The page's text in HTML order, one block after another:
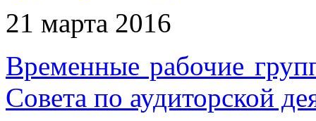
21 марта 2016
Временные рабочие
Совета по аудиторской